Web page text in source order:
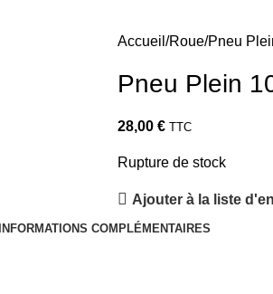
Accueil Roue Pneu
Pneu Plein
28,00 € TTC
Rupture de stock
Ajouter à la liste
INFORMATIONS COMPLÉMENTAIRES